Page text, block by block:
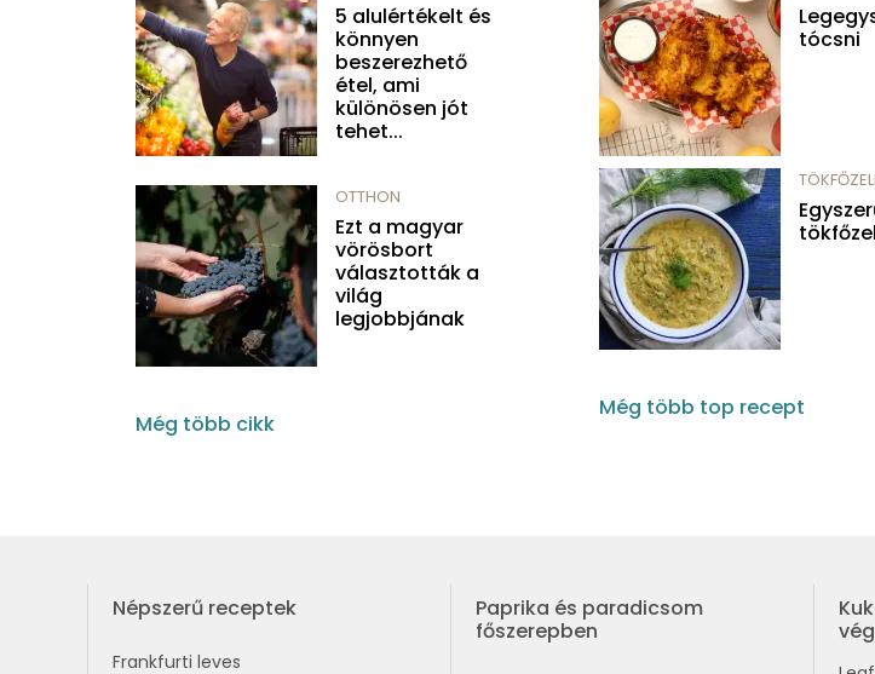
5 alulértékelt és
könnyen
beszerezhető
étel, ami
különösen jót
tehet...
OTTHON
Ezt a magyar
vörösbort
választották a
világ
legjobbjának
Még több cikk
tócsni
Még több top recept
Népszerű receptek
Frankfurti leves
Paprika és paradicsom
főszerepben